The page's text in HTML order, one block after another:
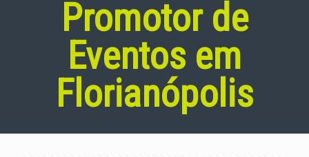
Promotor de
Eventos em
Florianópolis